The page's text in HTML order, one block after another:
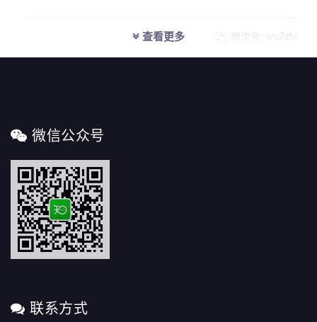
查看更多
微信公众号
联系方式